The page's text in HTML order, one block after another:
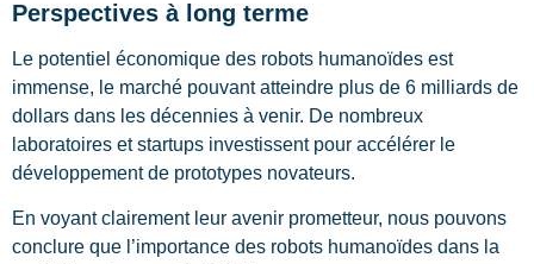
Perspectives à long terme
Le potentiel économique des robots humanoïdes est
immense, le marché pouvant atteindre plus de 6 milliards de
dollars dans les décennies à venir. De nombreux
laboratoires et startups investissent pour accélérer le
développement de prototypes novateurs.
En voyant clairement leur avenir prometteur, nous pouvons
conclure que l’importance des robots humanoïdes dans la